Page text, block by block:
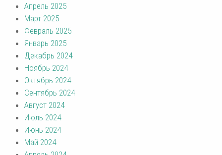
Апрель 2025
Март 2025
Февраль 2025
Январь 2025
Декабрь 2024
Ноябрь 2024
Октябрь 2024
Сентябрь 2024
Август 2024
Июль 2024
Июнь 2024
Май 2024